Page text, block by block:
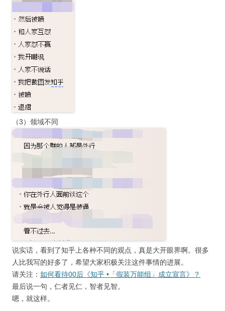
（3）领域不同
说实话，看到了知乎上各种不同的观点，真是大开眼界啊。很多
人比我写的好多了，希望大家积极关注这件事情的进展。
请关注： 如何看待00后《知乎 •「假装万能组」成立宣言》？
最后说一句，仁者见仁，智者见智。
嗯，就这样。